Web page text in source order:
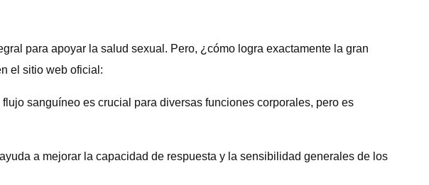
para apoyar la salud sexual. Pero, ¿cómo logra exactamente la gran
el sitio web oficial:
sanguíneo es crucial para diversas funciones corporales, pero es
a mejorar la capacidad de respuesta y la sensibilidad generales de los